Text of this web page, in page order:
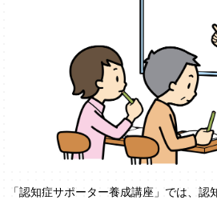
「認知症サポーター養成講座」では、